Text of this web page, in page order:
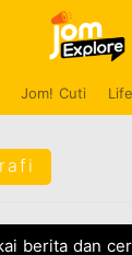
Jom! Cuti
berita dan